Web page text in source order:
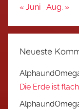
« Juni Aug. »
Neueste
Die Erde ist